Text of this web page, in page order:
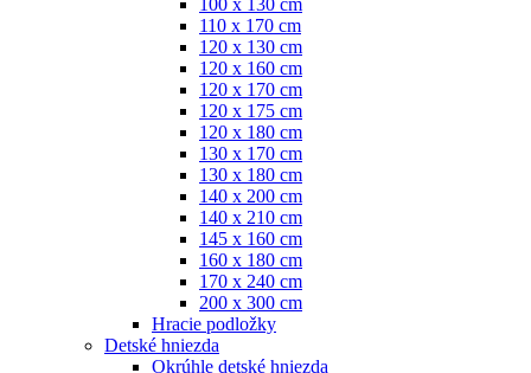
100 x 130 cm
110 x 170 cm
120 x 130 cm
120 x 160 cm
120 x 170 cm
120 x 175 cm
120 x 180 cm
130 x 170 cm
130 x 180 cm
140 x 200 cm
140 x 210 cm
145 x 160 cm
160 x 180 cm
170 x 240 cm
200 x 300 cm
Hracie podložky
Detské hniezda
Okrúhle detské hniezda